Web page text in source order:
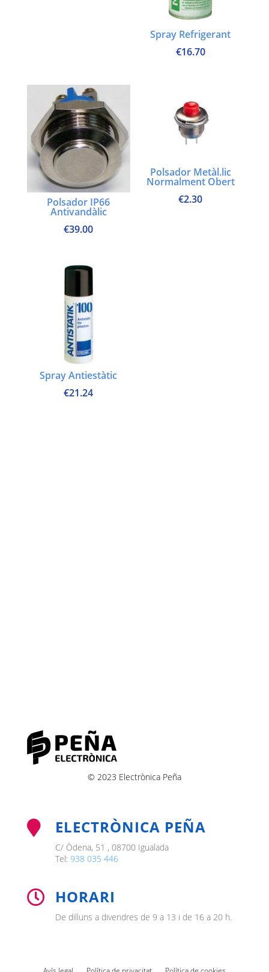
Spray Refrigerant
€16.70
Polsador IP66
Antivandàlic
€39.00
Polsador Metàl.lic
Normalment Obert
€2.30
Spray Antiestàtic
€21.24
© 2023 Electrònica Peña
 ELECTRÒNICA PEÑA
C/ Òdena, 51 , 08700 Igualada
Tel: 938 035 446
 HORARI
De dilluns a divendres de 9 a 13 i de 16 a 20 h.